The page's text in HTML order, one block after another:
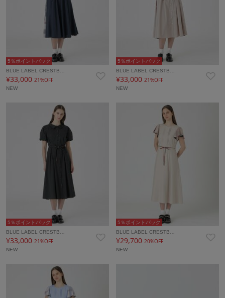
5％ポイントバック
BLUE LABEL CRESTB…
¥33,000 21%OFF
NEW
5％ポイントバック
BLUE LABEL CRESTB…
¥33,00021%OFF
NEW
5％ポイントバック
BLUE LABEL CRESTB…
¥33,000 21%OFF
NEW
5％ポイントバック
BLUE LABEL CRESTB…
¥29,700 20%OFF
NEW